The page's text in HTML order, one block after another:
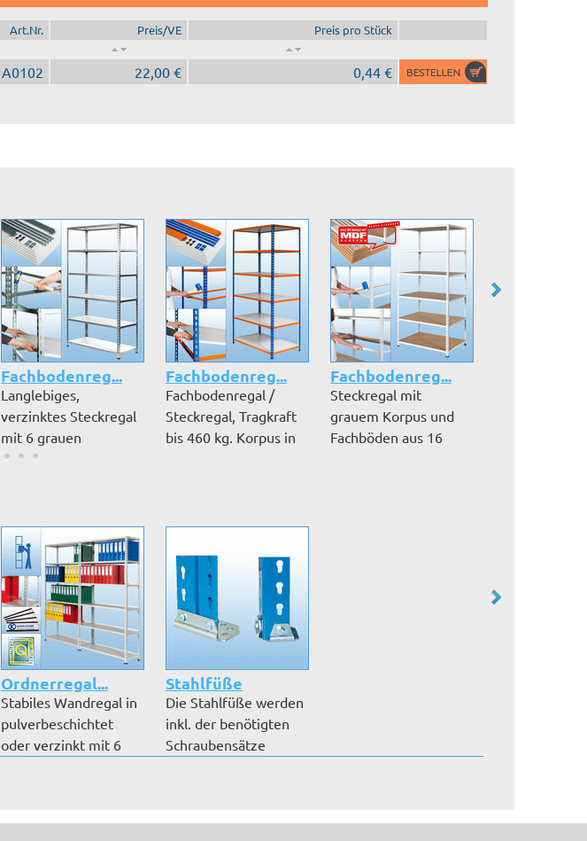
Art.Nr. Preis/VE Preis pro Stück
A0102 22,00 €
0,44 €
Fachbodenreg...
Langlebiges,
verzinktes Steckregal
mit 6 grauen
Dekorfachböden (16...
Fachbodenreg...
Fachbodenregal /
Steckregal, Tragkraft
bis 460 kg. Korpus in
Fachbodenreg...
Steckregal mit
grauem Korpus und
Fachböden aus 16
Ordnerregal...
Stabiles Wandregal in
pulverbeschichtet
oder verzinkt mit 6
Stahlfüße
Die Stahlfüße werden
inkl. der benötigten
Schraubensätze